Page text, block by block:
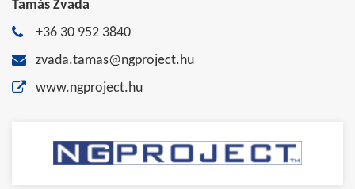
Tamás Zvada
+36 30 952 3840
zvada.tamas@ngproject.hu
www.ngproject.hu